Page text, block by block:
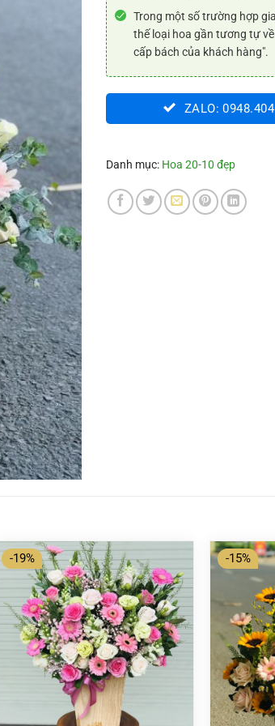
Trong một số trường hợp
thế loại hoa gần tương tự
cấp bách của khách hàng".
ZALO:
Danh mục: Hoa 20-10 đẹp
-19% -15%